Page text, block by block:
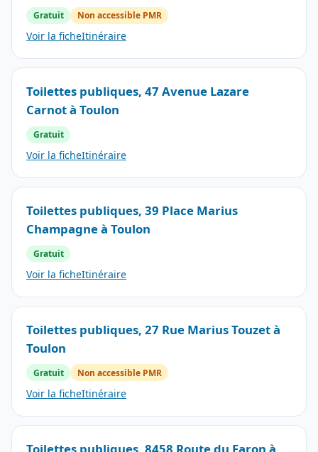
Gratuit Non accessible PMR
Voir la ficheItinéraire
Toilettes publiques, 47 Avenue Lazare
Carnot à Toulon
Gratuit
Voir la ficheItinéraire
Toilettes publiques, 39 Place Marius
Champagne à Toulon
Gratuit
Voir la ficheItinéraire
Toilettes publiques, 27 Rue Marius Touzet à
Toulon
Gratuit Non accessible PMR
Voir la ficheItinéraire
Toilettes publiques, 8458 Route du Faron à